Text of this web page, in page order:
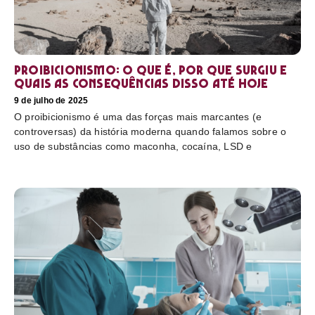
Proibicionismo: o que é, por que surgiu e
quais as consequências disso até hoje
9 de julho de 2025
O proibicionismo é uma das forças mais marcantes (e
controversas) da história moderna quando falamos sobre o
uso de substâncias como maconha, cocaína, LSD e